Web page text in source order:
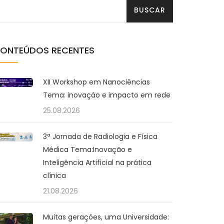
RECENTES
XII Workshop em Nanociências
Tema: inovação e impacto em rede
25.08.2026
3ª Jornada de Radiologia e Física
Médica Tema:Inovação e
Inteligência Artificial na prática
clínica
21.08.2026
Muitas gerações, uma Universidade: